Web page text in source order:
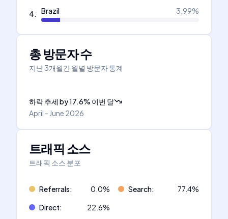
4. Brazil 3.99%
총 방문자 수
지난 3개월간 월별 방문자 통계
하락 추세 by17.6% 이번 달
April - June 2026
트래픽 소스
트래픽 소스 분포
Referrals: 0.0% Search: 77.4%
Direct: 22.6%